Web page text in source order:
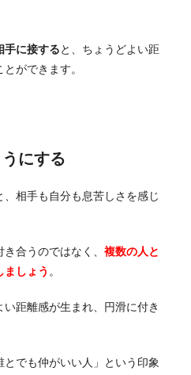
手に接すると、ちょうどよい距
ができます。
にする
相手も自分も息苦しさを感じ
合うのではなく、 複数の人と
ましょう 。
距離感が生まれ、円滑に付き
とでも仲がいい人」という印象